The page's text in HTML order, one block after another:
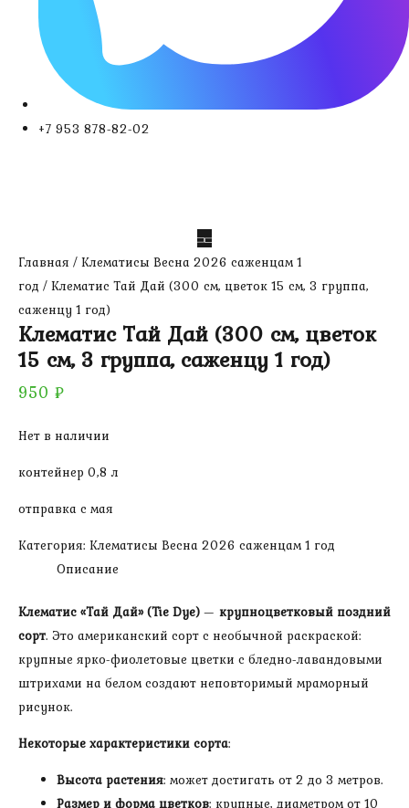
+7 953 878-82-02
Главная / Клематисы Весна 2026 саженцам 1
год / Клематис Тай Дай (300 см, цветок 15 см, 3 группа,
саженцу 1 год)
Клематис Тай Дай (300 см, цветок
15 см, 3 группа, саженцу 1 год)
950 ₽
Нет в наличии
контейнер 0,8 л
отправка с мая
Категория: Клематисы Весна 2026 саженцам 1 год
Описание
Клематис «Тай Дай» (Tie Dye) — крупноцветковый поздний
сорт. Это американский сорт с необычной раскраской:
крупные ярко-фиолетовые цветки с бледно-лавандовыми
штрихами на белом создают неповторимый мраморный
рисунок.
Некоторые характеристики сорта:
Высота растения: может достигать от 2 до 3 метров.
Размер и форма цветков: крупные, диаметром от 10